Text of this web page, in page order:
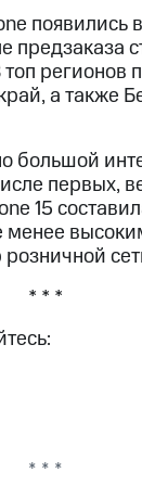
появились
регионов
а также
первых,
15
менее
* * *
* * *